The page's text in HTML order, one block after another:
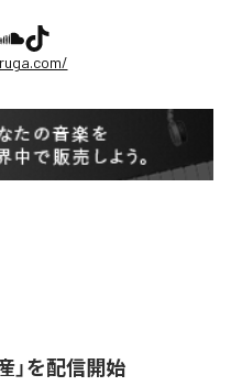
」を配信開始